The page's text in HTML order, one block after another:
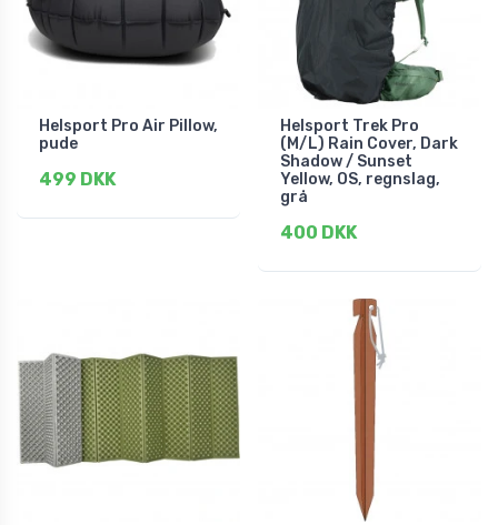
Helsport Pro Air Pillow,
pude
499 DKK
Helsport Trek Pro
(M/L) Rain Cover, Dark
Shadow / Sunset
Yellow, OS, regnslag,
grå
400 DKK